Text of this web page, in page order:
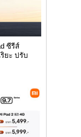
ซีรีส์
ยะ ปรับ